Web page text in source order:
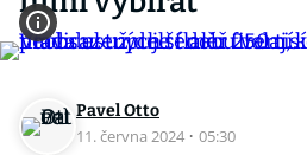
Pavel Otto
11. června 2024 · 05:30